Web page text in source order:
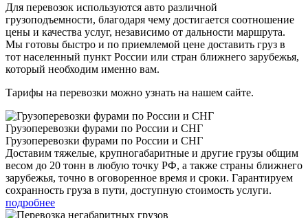
Для перевозок используются авто различной
грузоподъемности, благодаря чему достигается соотношение
цены и качества услуг, независимо от дальности маршрута.
Мы готовы быстро и по приемлемой цене доставить груз в
тот населенный пункт России или стран ближнего зарубежья,
который необходим именно вам.
Тарифы на перевозки можно узнать на нашем сайте.
Грузоперевозки фурами по России и СНГ
Грузоперевозки фурами по России и СНГ
Доставим тяжелые, крупногабаритные и другие грузы общим
весом до 20 тонн в любую точку РФ, а также страны ближнего
зарубежья, точно в оговоренное время и сроки. Гарантируем
сохранность груза в пути, доступную стоимость услуги.
подробнее